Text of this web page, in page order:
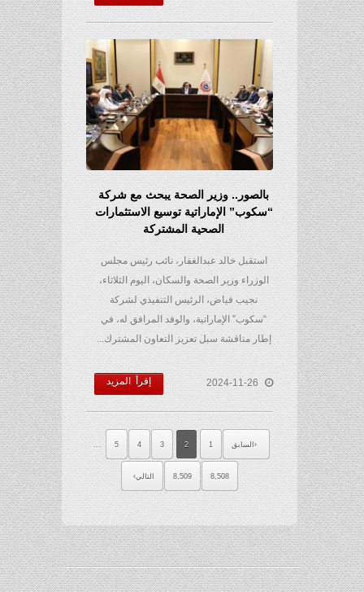
بالصور.. وزير الصحة يبحث مع شركة
“سكوب” الإماراتية توسيع الاستثمارات
الصحية المشتركة
استقبل خالد عبدالغفار، نائب رئيس مجلس
الوزراء وزير الصحة والسكان، اليوم الثلاثاء،
نجيب فياض، الرئيس التنفيذي لشركة
“سكوب” الإماراتية، والوفد المرافق له، في
إطار مناقشة سبل تعزيز التعاون المشترك...
2024-11-26 إقرأ المزيد
السابق 1
2
3
4
5
8,508
8,509 التالي